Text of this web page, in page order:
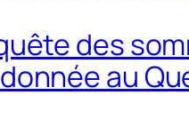
des
au